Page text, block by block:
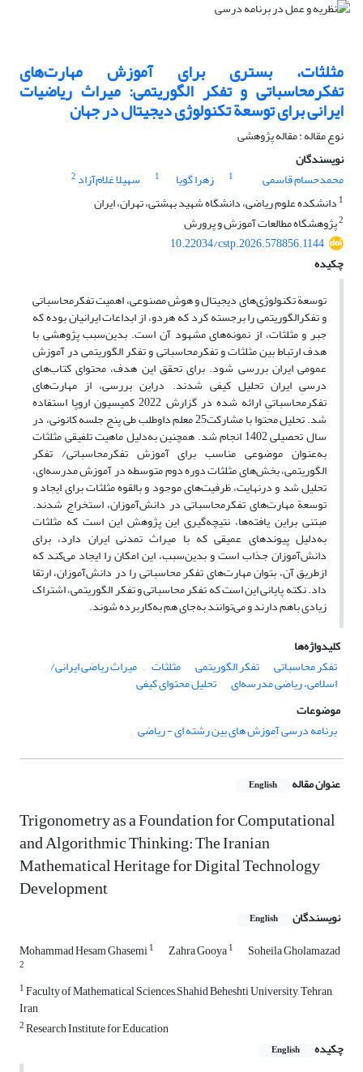
مثلثات، بستری برای آموزش مهارت‌های
تفکرمحاسباتی و تفکر الگوریتمی: میراث ریاضیات
ایرانی برای توسعة تکنولوژی دیجیتال در جهان
نوع مقاله : مقاله پژوهشی
نویسندگان
محمدحسام قاسمی
1 زهرا گویا 1 سهیلا غلام‌آزاد 2
1 دانشکده علوم ریاضی، دانشگاه شهید بهشتی، تهران، ایران
2پژوهشگاه مطالعات آموزش و پرورش
10.22034/cstp.2026.578856.1144
چکیده
توسعة تکنولوژی‌های دیجیتال و هوش مصنوعی، اهمیت تفکرمحاسباتی
و تفکرالگوریتمی را برجسته کرد که هردو، از ابداعات ایرانیان بوده که
جبر و مثلثات، از نمونه‌های مشهود آن است. بدین‌سبب پژوهشی با
هدف ارتباط بین مثلثات و تفکرمحاسباتی و تفکر الگوریتمی در آموزش
عمومی ایران بررسی شود. برای تحقق این هدف، محتوای کتاب‌های
درسیِ ایران تحلیل کیفی شدند. دراین بررسی، از مهارت‌های
تفکرمحاسباتیِ ارائه شده در گزارش 2022 کمیسیون اروپا استفاده
شد. تحلیل محتوا با مشارکت25 معلم داوطلب طی پنج جلسه کانونی، در
سال تحصیلی 1402 انجام شد. همچنین به‌دلیل ماهیت تلفیقی مثلثات
به‌عنوان موضوعی مناسب برای آموزش تفکرمحاسباتی/ تفکر
الگوریتمی، بخش‌های مثلثات دوره دوم متوسطه در آموزش مدرسه‌ای،
تحلیل شد و درنهایت، ظرفیت‌های موجود و بالقوه مثلثات برای ایجاد و
توسعة مهارت‌های تفکرمحاسباتی در دانش‌آموزان، استخراج شدند.
مبتنی براین یافته‌ها، نتیچه‌گیری این پژوهش این است که مثلثات
به‌دلیل پیوندهای عمیقی که با میراث تمدنی ایران دارد، برای
دانش‌آموزان جذاب است و بدین‌سبب، این امکان را ایجاد می‌کند که
ازطریق آن، بتوان مهارت‌های تفکر محاسباتی را در دانش‌آموزان، ارتقا
داد. نکته پایانی این است که تفکر محاسباتی و تفکر الگوریتمی، اشتراک
زیادی باهم دارند و می‌توانند به‌جای هم به‌کاربرده شوند.
کلیدواژه‌ها
تفکر محاسباتی
تفکر الگوریتمی مثلثات میراث ریاضی ایرانی/
اسلامی، ریاضی مدرسه‌ای
تحلیل محتوای کیفی
موضوعات
برنامه درسی آموزش های بین رشته ای - ریاضی
عنوان مقاله English
Trigonometry as a Foundation for Computational
and Algorithmic Thinking: The Iranian
Mathematical Heritage for Digital Technology
Development
نویسندگان English
Mohammad Hesam Ghasemi1 Zahra Gooya1 Soheila Gholamazad
2
1Faculty of Mathematical Sciences,,Shahid Beheshti University, Tehran,
Iran
2Research Institute for Education
چکیده
English